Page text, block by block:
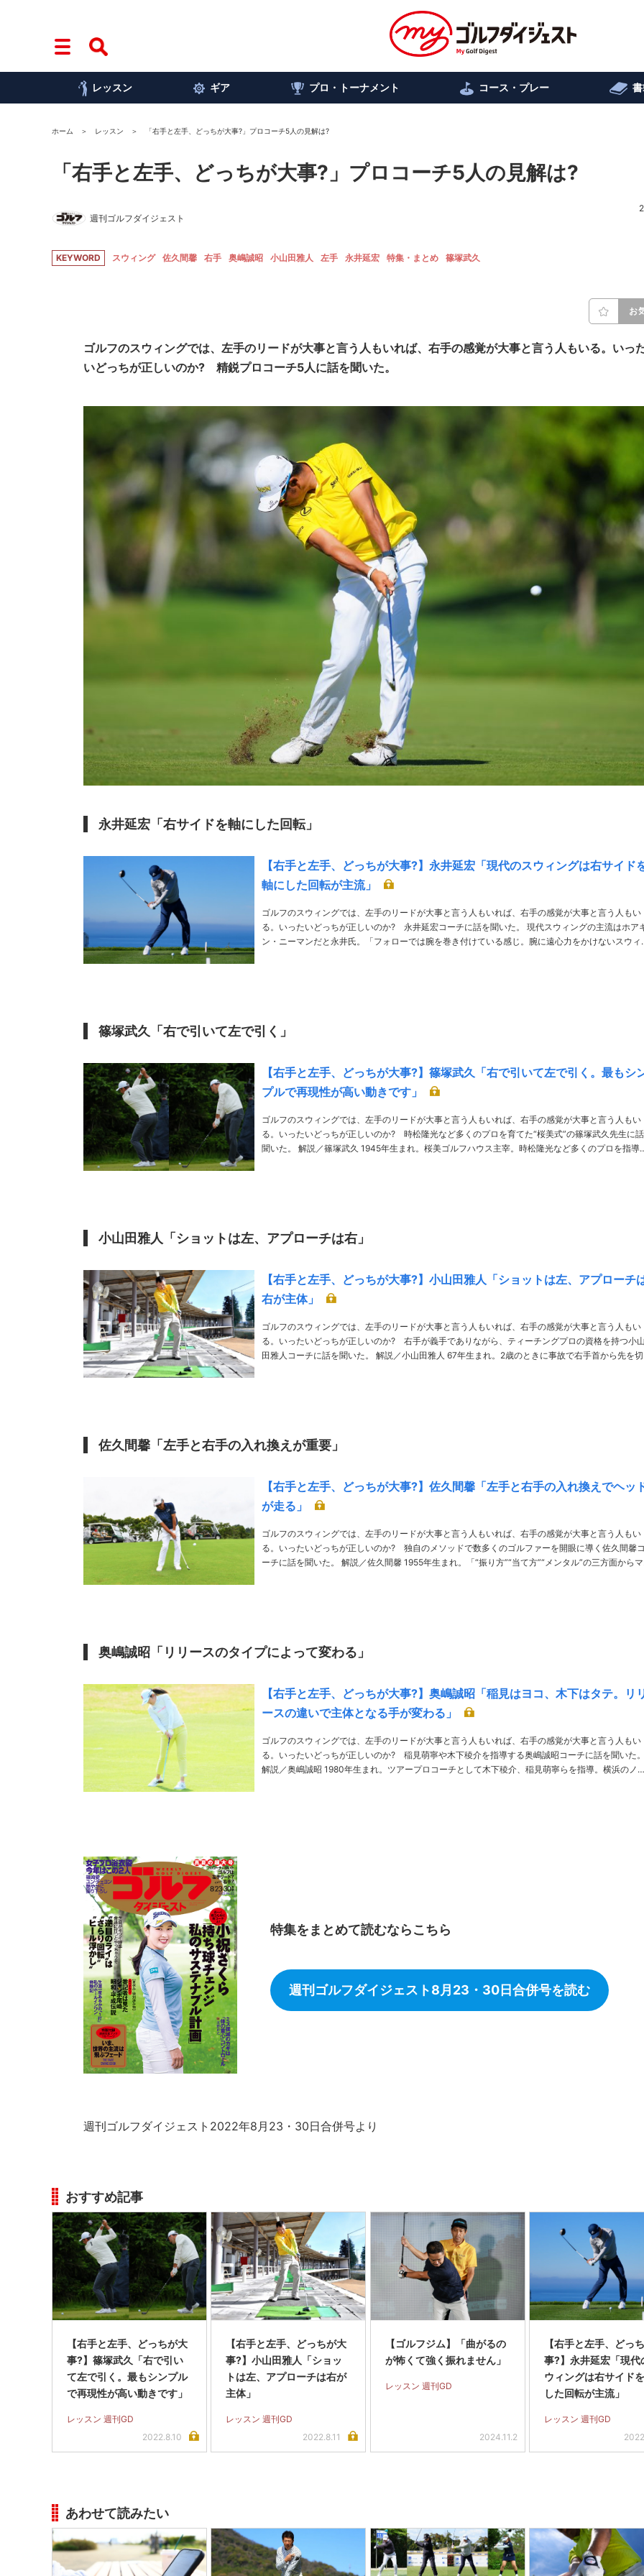
レッスン ギア プロ・トーナメント コース・プレー
ホーム レッスン 「右手と左手、どっちが大事?」プロコーチ5人の見解は?
「右手と左手、どっちが大事?」プロコーチ5人の見解は?
週刊ゴルフダイジェスト
KEYWORD スウィング 佐久間馨 右手 奥嶋誠昭 小山田雅人 左手 永井延宏 特集・まとめ 篠塚武久
お
ゴルフのスウィングでは、左手のリードが大事と言う人もいれば、右手の感覚が大事と言う人もいる。いっ
いどっちが正しいのか? 精鋭プロコーチ5人に話を聞いた。
永井延宏「右サイドを軸にした回転」
【右手と左手、どっちが大事?】永井延宏「現代のスウィングは右サイド
軸にした回転が主流」
ゴルフのスウィングでは、左手のリードが大事と言う人もいれば、右手の感覚が大事と言う人もい
る。いったいどっちが正しいのか? 永井延宏コーチに話を聞いた。 現代スウィングの主流はホアキ
ン・ニーマンだと永井氏。「フォローでは腕を巻き付けている感じ。腕に遠心力をかけないスウィ
篠塚武久「右で引いて左で引く」
【右手と左手、どっちが大事?】篠塚武久「右で引いて左で引く。最もシ
プルで再現性が高い動きです」
ゴルフのスウィングでは、左手のリードが大事と言う人もいれば、右手の感覚が大事と言う人もい
る。いったいどっちが正しいのか? 時松隆光など多くのプロを育てた“桜美式”の篠塚武久先生に
聞いた。 解説／篠塚武久 1945年生まれ。桜美ゴルフハウス主宰。時松隆光など多くのプロを指導。
小山田雅人「ショットは左、アプローチは右」
【右手と左手、どっちが大事?】小山田雅人「ショットは左、アプローチ
右が主体」
ゴルフのスウィングでは、左手のリードが大事と言う人もいれば、右手の感覚が大事と言う人もい
る。いったいどっちが正しいのか? 右手が義手でありながら、ティーチングプロの資格を持つ小
田雅人コーチに話を聞いた。 解説／小山田雅人 67年生まれ。2歳のときに事故で右手首から先を切
佐久間馨「左手と右手の入れ換えが重要」
【右手と左手、どっちが大事?】佐久間馨「左手と右手の入れ換えでヘッ
が走る」
ゴルフのスウィングでは、左手のリードが大事と言う人もいれば、右手の感覚が大事と言う人もい
る。いったいどっちが正しいのか? 独自のメソッドで数多くのゴルファーを開眼に導く佐久間馨
ーチに話を聞いた。 解説／佐久間馨 1955年生まれ。「“振り方”“当て方”“メンタル”の三方面からマネ
奥嶋誠昭「リリースのタイプによって変わる」
【右手と左手、どっちが大事?】奥嶋誠昭「稲見はヨコ、木下はタテ。リ
ースの違いで主体となる手が変わる」
ゴルフのスウィングでは、左手のリードが大事と言う人もいれば、右手の感覚が大事と言う人もい
る。いったいどっちが正しいのか? 稲見萌寧や木下稜介を指導する奥嶋誠昭コーチに話を聞いた
解説／奥嶋誠昭 1980年生まれ。ツアープロコーチとして木下稜介、稲見萌寧らを指導。横浜のノビ
特集をまとめて読むならこちら
週刊ゴルフダイジェスト8月23・30日合併号を読む
週刊ゴルフダイジェスト2022年8月23・30日合併号より
おすすめ記事
【右手と左手、どっちが大
事?】篠塚武久「右で引い
て左で引く。最もシンプル
で再現性が高い動きです」
レッスン 週刊GD
2022.8.10
【右手と左手、どっちが大
事?】小山田雅人「ショッ
トは左、アプローチは右が
主体」
レッスン 週刊GD
2022.8.11
【ゴルフジム】「曲がるの
が怖くて強く振れません」
レッスン 週刊GD
2024.11.2
【右手と左手、どっ
事?】永井延宏「現代
ウィングは右サイド
した回転が主流」
レッスン 週刊GD
あわせて読みたい